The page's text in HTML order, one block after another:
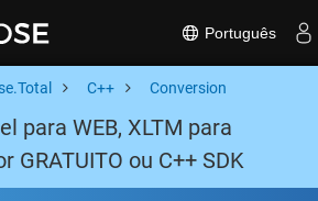
Português
C++ Conversion
para WEB, XLTM para
GRATUITO ou C++ SDK